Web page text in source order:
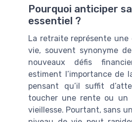
Pourquoi anticiper
essentiel ?
La retraite représente une
vie, souvent synonyme
nouveaux défis
estiment l’importance de
pensant qu’il suffit
toucher une rente ou un
vieillesse. Pourtant, sans